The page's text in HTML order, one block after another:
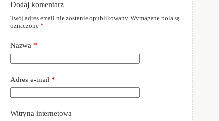
Dodaj komentarz
Twój adres email nie zostanie opublikowany. Wymagane pola są
oznaczone *
Nazwa *
Adres e-mail *
Witryna internetowa